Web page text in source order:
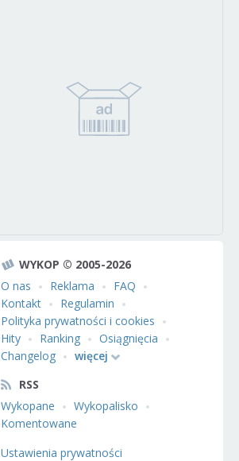
WYKOP © 2005-2026
O nas
Reklama
FAQ
Kontakt
Regulamin
Polityka prywatności i cookies
Hity
Ranking
Osiągnięcia
Changelog
więcej
RSS
Wykopane
Wykopalisko
Komentowane
Ustawienia prywatności